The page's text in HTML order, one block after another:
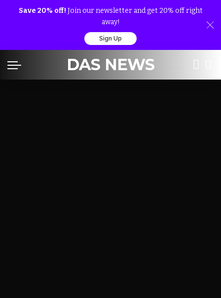
Save 20% off! Join our newsletter and get 20% off right
away!
Sign Up
DAS NEWS